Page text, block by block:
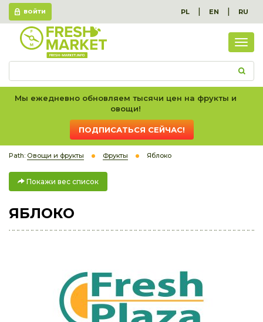
ВОЙТИ PL | EN | RU
вес
Мы ежедневно обновляем тысячи цен на фрукты и
овощи!
ПОДПИСАТЬСЯ СЕЙЧАС!
Path: Овощи и фрукты Фрукты Яблоко
Покажи вес список
ЯБЛОКО